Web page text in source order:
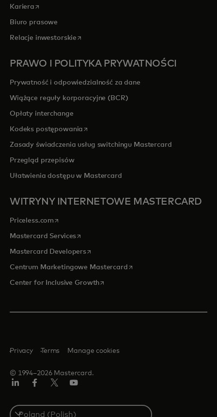
Kariera opens in a new tab
Biuro prasowe
Relacje inwestorskie opens in a new tab
PRAWO I POLITYKA PRYWATNOŚCI
Prywatność i odpowiedzialność za dane
Wiążące reguły korporacyjne (BCR)
Opłaty interchange
Kodeks postępowania opens in a new tab
Zasady świadczenia usług switchingu Mastercard
Przegląd przepisów
Ułatwienia dostępu w Mastercard
WITRYNY INTERNETOWE MASTERCARD
Priceless.com opens in a new tab
Mastercard Servicesopens in a new tab
Mastercard Developersopens in a new tab
Centrum Marketingowe Mastercardopens in a new tab
Center for Inclusive Growthopens in a new tab
© 1994–2026 Mastercard.
Privacy Terms Manage cookies
Select